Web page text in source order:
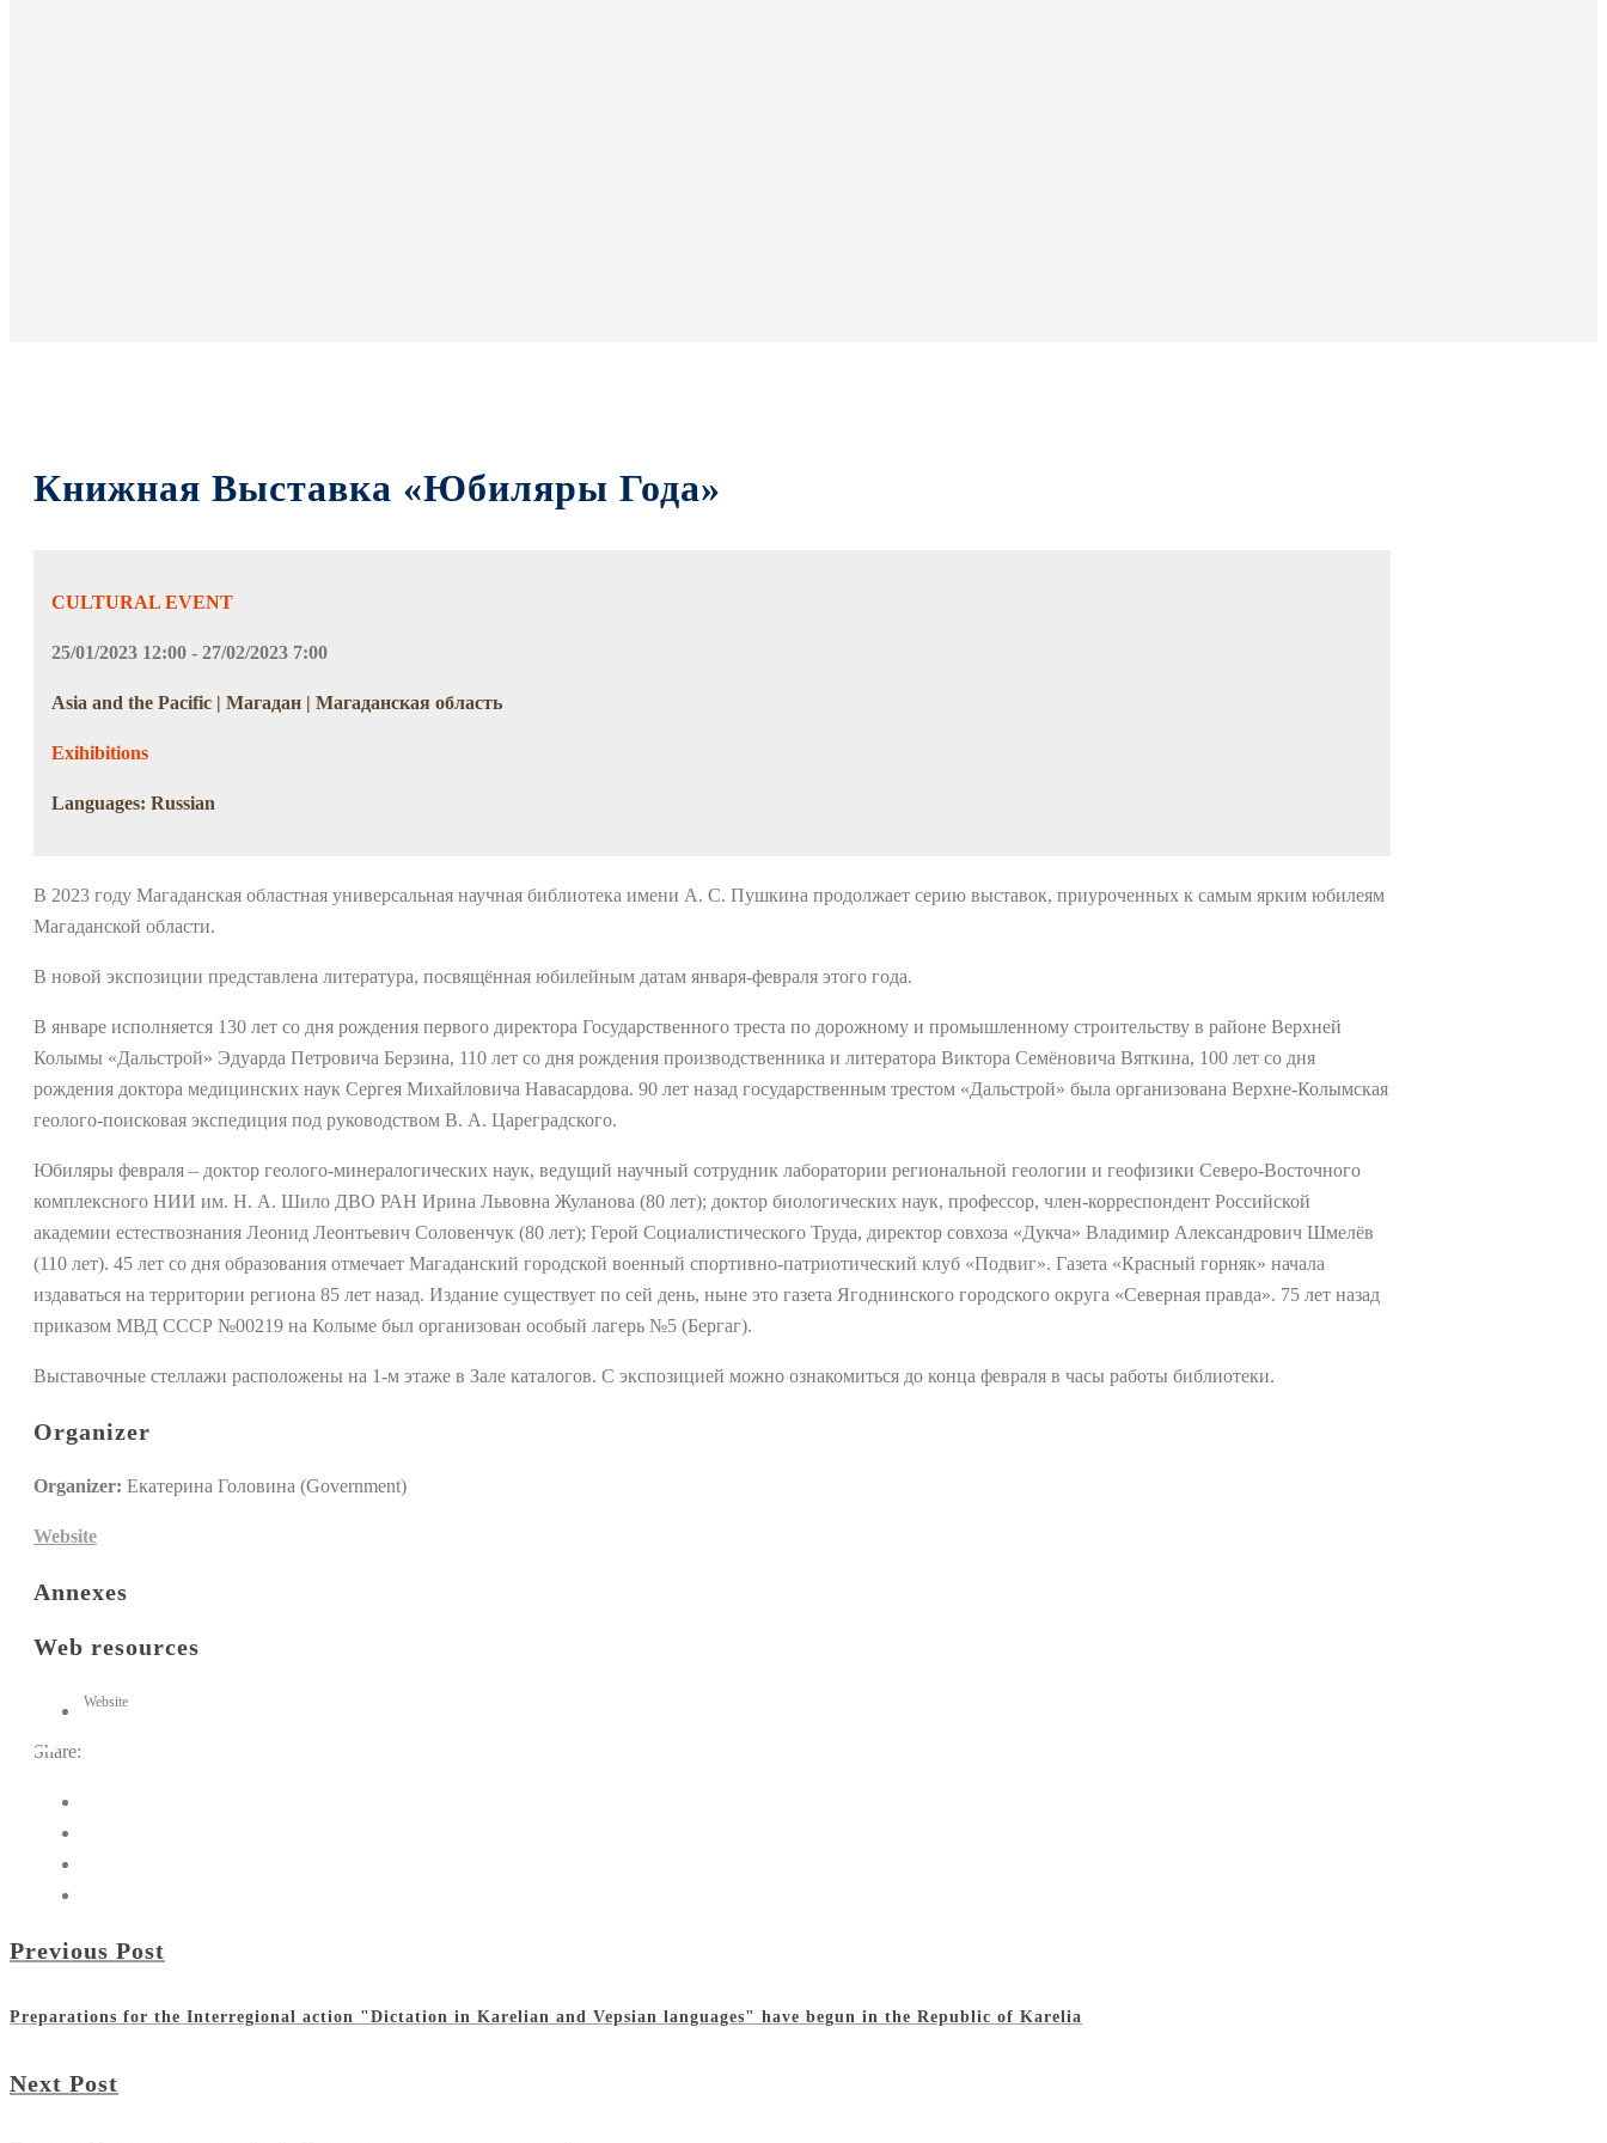
Книжная Выставка «Юбиляры Года»
CULTURAL EVENT
25/01/2023 12:00 - 27/02/2023 7:00
Asia and the Pacific | Магадан | Магаданская область
Exihibitions
Languages: Russian
В 2023 году Магаданская областная универсальная научная библиотека имени А. С. Пушкина продолжает серию выставок, приуроченных к самым ярким юбилеям
Магаданской области.
В новой экспозиции представлена литература, посвящённая юбилейным датам января-февраля этого года.
В январе исполняется 130 лет со дня рождения первого директора Государственного треста по дорожному и промышленному строительству в районе Верхней
Колымы «Дальстрой» Эдуарда Петровича Берзина, 110 лет со дня рождения производственника и литератора Виктора Семёновича Вяткина, 100 лет со дня
рождения доктора медицинских наук Сергея Михайловича Навасардова. 90 лет назад государственным трестом «Дальстрой» была организована Верхне-Колымская
геолого-поисковая экспедиция под руководством В. А. Цареградского.
Юбиляры февраля – доктор геолого-минералогических наук, ведущий научный сотрудник лаборатории региональной геологии и геофизики Северо-Восточного
комплексного НИИ им. Н. А. Шило ДВО РАН Ирина Львовна Жуланова (80 лет); доктор биологических наук, профессор, член-корреспондент Российской
академии естествознания Леонид Леонтьевич Соловенчук (80 лет); Герой Социалистического Труда, директор совхоза «Дукча» Владимир Александрович Шмелёв
(110 лет). 45 лет со дня образования отмечает Магаданский городской военный спортивно-патриотический клуб «Подвиг». Газета «Красный горняк» начала
издаваться на территории региона 85 лет назад. Издание существует по сей день, ныне это газета Ягоднинского городского округа «Северная правда». 75 лет назад
приказом МВД СССР №00219 на Колыме был организован особый лагерь №5 (Бергаг).
Выставочные стеллажи расположены на 1-м этаже в Зале каталогов. С экспозицией можно ознакомиться до конца февраля в часы работы библиотеки.
Organizer
Organizer: Екатерина Головина (Government)
Website
Annexes
Web resources
Website
Share:
Previous Post
Preparations for the Interregional action "Dictation in Karelian and Vepsian languages" have begun in the Republic of Karelia
Next Post